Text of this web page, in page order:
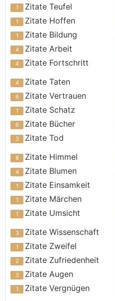
Zitate Teufel
Zitate Hoffen
Zitate Bildung
Zitate Arbeit
Zitate Fortschritt
Zitate Taten
Zitate Vertrauen
Zitate Schatz
Zitate Bücher
Zitate Tod
Zitate Himmel
Zitate Blumen
Zitate Einsamkeit
Zitate Märchen
Zitate Umsicht
Zitate Wissenschaft
Zitate Zweifel
Zitate Zufriedenheit
Zitate Augen
Zitate Vergnügen